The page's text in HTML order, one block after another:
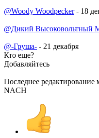
@Woody Woodpecker- 18
@Дикий Высоковольтный
@-Груша- - 21 декабря
Кто еще?
Добавляйтесь
Последнее редактирование
NACH